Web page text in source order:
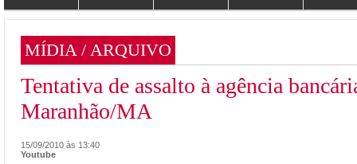
MÍDIA / ARQUIVO
Tentativa de assalto à agência
Maranhão/MA
15/09/2010 às 13:40
Youtube